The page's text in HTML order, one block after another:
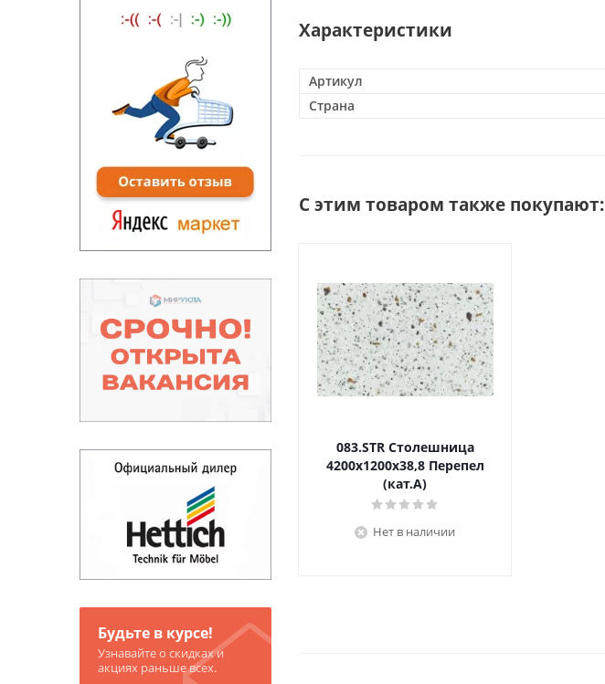
Характеристики
Артикул
Страна
С этим товаром также покупают:
083.STR Столешница
4200х1200х38,8 Перепел
(кат.A)
Нет в наличии
Будьте в курсе!
Узнавайте о скидках и
акциях раньше всех.